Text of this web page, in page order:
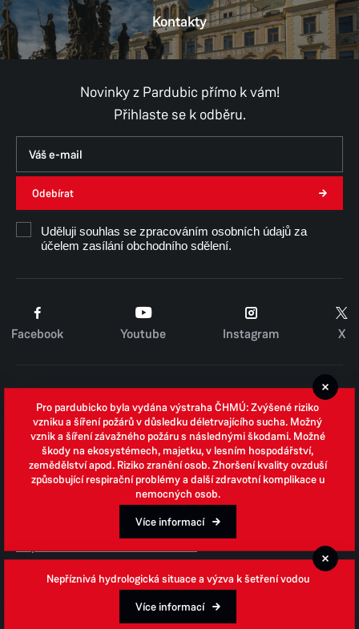
Kontakty
Novinky z Pardubic přímo k vám!
Přihlaste se k odběru.
Odebírat
Uděluji souhlas se zpracováním osobních údajů za
účelem zasílání obchodního sdělení.
Facebook Youtube Instagram X
Zpracování osobních údajů
Whistleblowing
Open data
Povinně zveřejňované informace
Prohlášení o přístupnosti
Odpovědi na žádosti o informace
Jednotné environmentální stanovisko
Pro pardubicko byla vydána výstraha ČHMÚ: Zvýšené riziko
vzniku a šíření požárů v důsledku déletrvajícího sucha. Možný
vznik a šíření závažného požáru s následnými škodami. Možné
škody na ekosystémech, majetku, v lesním hospodářství,
zemědělství apod. Riziko zranění osob. Zhoršení kvality ovzduší
způsobující respirační problémy a další zdravotní komplikace u
nemocných osob.
Více informací
Nepříznivá hydrologická situace a výzva k šetření vodou
Více informací